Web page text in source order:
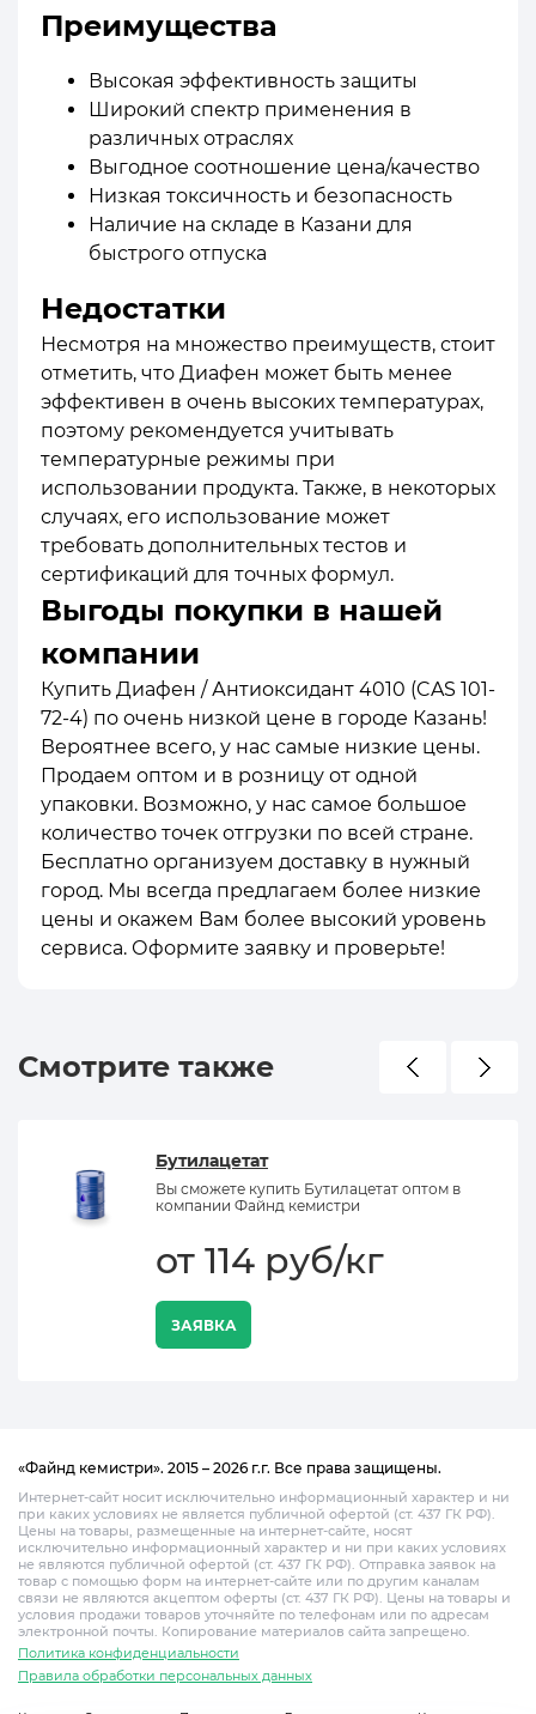
Преимущества
Высокая эффективность защиты
Широкий спектр применения в
различных отраслях
Выгодное соотношение цена/качество
Низкая токсичность и безопасность
Наличие на складе в Казани для
быстрого отпуска
Недостатки
Несмотря на множество преимуществ, стоит
отметить, что Диафен может быть менее
эффективен в очень высоких температурах,
поэтому рекомендуется учитывать
температурные режимы при
использовании продукта. Также, в некоторых
случаях, его использование может
требовать дополнительных тестов и
сертификаций для точных формул.
Выгоды покупки в нашей
компании
Купить Диафен / Антиоксидант 4010 (CAS 101-
72-4) по очень низкой цене в городе Казань!
Вероятнее всего, у нас самые низкие цены.
Продаем оптом и в розницу от одной
упаковки. Возможно, у нас самое большое
количество точек отгрузки по всей стране.
Бесплатно организуем доставку в нужный
город. Мы всегда предлагаем более низкие
цены и окажем Вам более высокий уровень
сервиса. Оформите заявку и проверьте!
Смотрите также
Бутилацетат
Вы сможете купить Бутилацетат оптом в
компании Файнд кемистри
от 114 руб/кг
ЗАЯВКА
«Файнд кемистри». 2015 – 2026 г.г. Все права защищены.
Интернет-сайт носит исключительно информационный характер и ни
при каких условиях не является публичной офертой (ст. 437 ГК РФ).
Цены на товары, размещенные на интернет-сайте, носят
исключительно информационный характер и ни при каких условиях
не являются публичной офертой (ст. 437 ГК РФ). Отправка заявок на
товар с помощью форм на интернет-сайте или по другим каналам
связи не являются акцептом оферты (ст. 437 ГК РФ). Цены на товары и
условия продажи товаров уточняйте по телефонам или по адресам
электронной почты. Копирование материалов сайта запрещено.
Политика конфиденциальности
Правила обработки персональных данных